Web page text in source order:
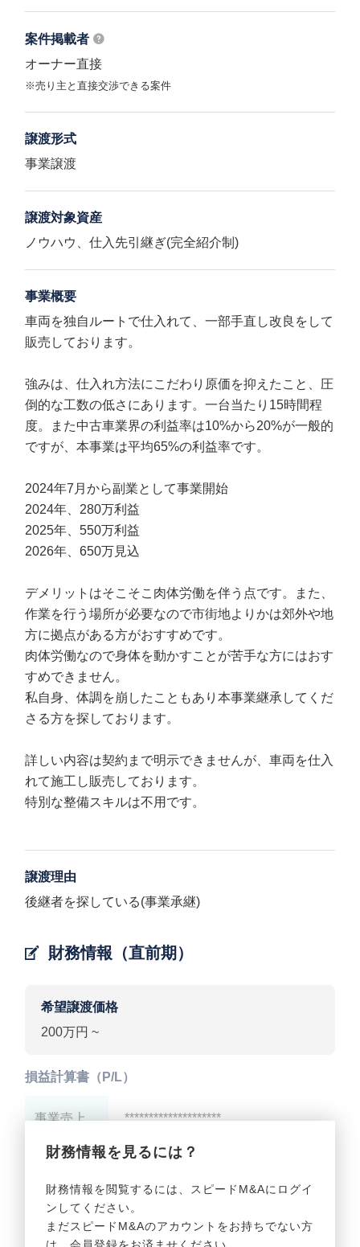
案件掲載者
オーナー直接
※売り主と直接交渉できる案件
譲渡形式
事業譲渡
譲渡対象資産
ノウハウ、仕入先引継ぎ(完全紹介制)
事業概要
車両を独自ルートで仕入れて、一部手直し改良をして
販売しております。
強みは、仕入れ方法にこだわり原価を抑えたこと、圧
倒的な工数の低さにあります。一台当たり15時間程
度。また中古車業界の利益率は10%から20%が一般的
ですが、本事業は平均65%の利益率です。
2024年7月から副業として事業開始
2024年、280万利益
2025年、550万利益
2026年、650万見込
デメリットはそこそこ肉体労働を伴う点です。また、
作業を行う場所が必要なので市街地よりかは郊外や地
方に拠点がある方がおすすめです。
肉体労働なので身体を動かすことが苦手な方にはおす
すめできません。
私自身、体調を崩したこともあり本事業継承してくだ
さる方を探しております。
詳しい内容は契約まで明示できませんが、車両を仕入
れて施工し販売しております。
特別な整備スキルは不用です。
譲渡理由
後継者を探している(事業承継)
財務情報（直前期）
希望譲渡価格
200万円 ~
財務情報を見るには？
財務情報を閲覧するには、スピードM&Aにログイ
ンしてください。
まだスピードM&Aのアカウントをお持ちでない方
は、会員登録をお済ませください。
損益計算書（P/L）
事業売上 ********************
事業利益 ********************
貸借対照表（B/S）